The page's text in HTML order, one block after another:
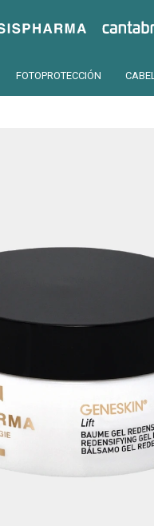
FOTOPROTECCIÓN
Isispharma